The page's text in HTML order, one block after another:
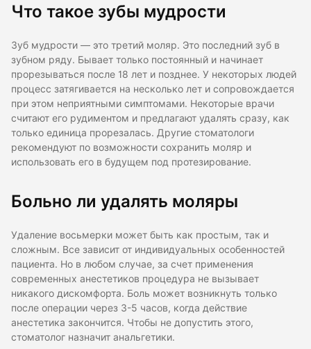
Что такое зубы мудрости
Зуб мудрости — это третий моляр. Это последний зуб в
зубном ряду. Бывает только постоянный и начинает
прорезываться после 18 лет и позднее. У некоторых людей
процесс затягивается на несколько лет и сопровождается
при этом неприятными симптомами. Некоторые врачи
считают его рудиментом и предлагают удалять сразу, как
только единица прорезалась. Другие стоматологи
рекомендуют по возможности сохранить моляр и
использовать его в будущем под протезирование.
Больно ли удалять моляры
Удаление восьмерки может быть как простым, так и
сложным. Все зависит от индивидуальных особенностей
пациента. Но в любом случае, за счет применения
современных анестетиков процедура не вызывает
никакого дискомфорта. Боль может возникнуть только
после операции через 3-5 часов, когда действие
анестетика закончится. Чтобы не допустить этого,
стоматолог назначит анальгетики.